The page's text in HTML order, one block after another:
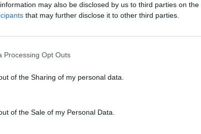
may also be disclosed by us to third parties on the
that may further disclose it to other third parties.
Processing Opt Outs
of the Sharing of my personal data.
of the Sale of my Personal Data.
BEJELENTKEZÉS